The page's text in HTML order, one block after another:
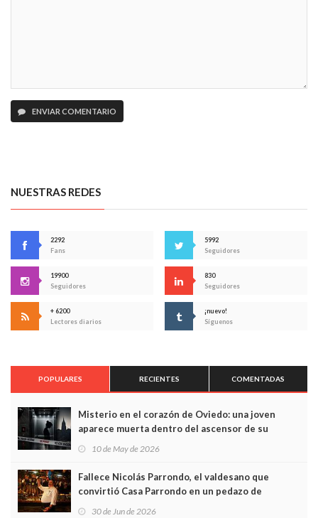
ENVIAR COMENTARIO
NUESTRAS REDES
2292
Fans
5992
Seguidores
19900
Seguidores
830
Seguidores
+ 6200
Lectores diarios
¡nuevo!
Síguenos
POPULARES RECIENTES COMENTADAS
Misterio en el corazón de Oviedo: una joven
aparece muerta dentro del ascensor de su
edificio y las cámaras captan sus últimos minutos
10 de May de 2026
Fallece Nicolás Parrondo, el valdesano que
convirtió Casa Parrondo en un pedazo de
Asturias en Madrid
30 de Jun de 2026